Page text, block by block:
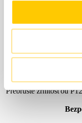
Zinok, hliník a iné
Obrúste do matu
prípravkom Entfetter.
Tvrdené PVC a
Obrúste do matu
Staré nátery:
Prebrúste zrnitosťou